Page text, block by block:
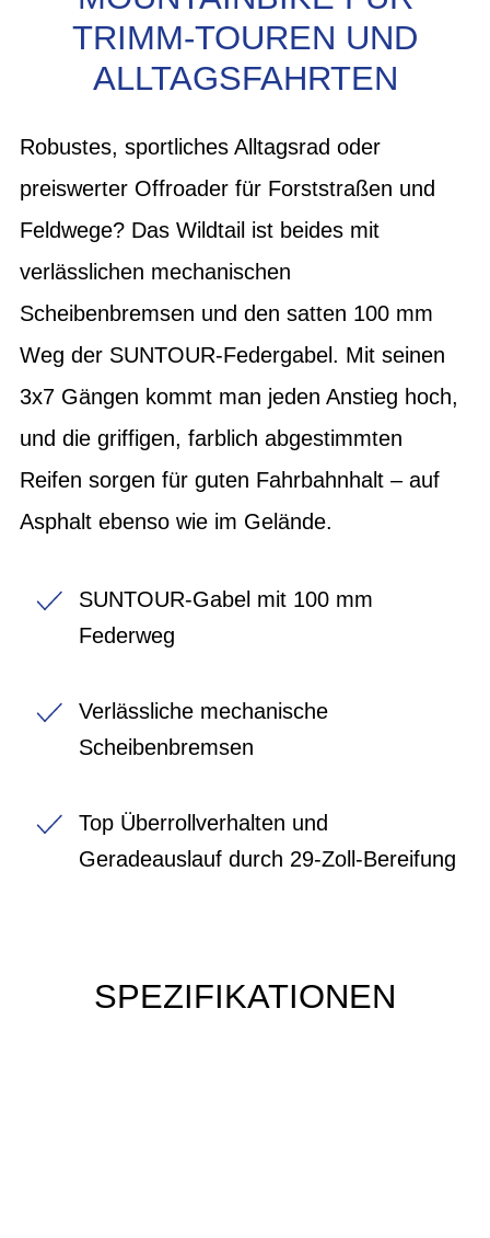
TRIMM-TOUREN UND
ALLTAGSFAHRTEN
Robustes, sportliches Alltagsrad oder
preiswerter Offroader für Forststraßen und
Feldwege? Das Wildtail ist beides mit
verlässlichen mechanischen
Scheibenbremsen und den satten 100 mm
Weg der SUNTOUR-Federgabel. Mit seinen
3x7 Gängen kommt man jeden Anstieg hoch,
und die griffigen, farblich abgestimmten
Reifen sorgen für guten Fahrbahnhalt – auf
Asphalt ebenso wie im Gelände.
SUNTOUR-Gabel mit 100 mm
Federweg
Verlässliche mechanische
Scheibenbremsen
Top Überrollverhalten und
Geradeauslauf durch 29-Zoll-Bereifung
SPEZIFIKATIONEN